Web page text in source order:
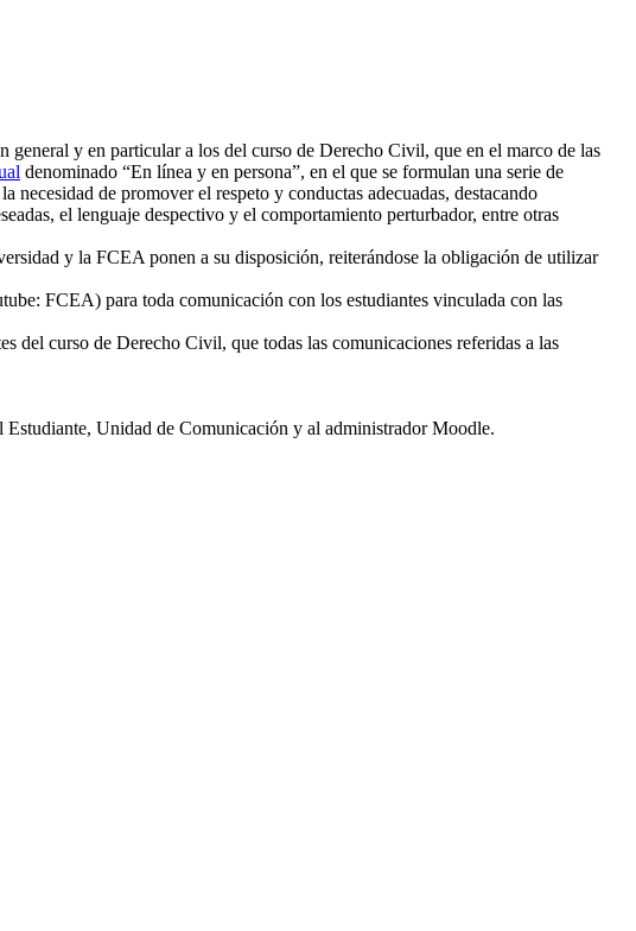
y en particular a los del curso de Derecho Civil, que en el marco de las
denominado “En línea y en persona”, en el que se formulan una serie de
necesidad de promover el respeto y conductas adecuadas, destacando
el lenguaje despectivo y el comportamiento perturbador, entre otras
y la FCEA ponen a su disposición, reiterándose la obligación de utilizar
FCEA) para toda comunicación con los estudiantes vinculada con las
del curso de Derecho Civil, que todas las comunicaciones referidas a las
Unidad de Comunicación y al administrador Moodle.